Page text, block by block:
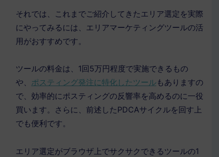
それでは、これまでご紹介してきたエリア選定を実際
にやってみるには、エリアマーケティングツールの活
用がおすすめです。
ツールの料金は、 1 回5万円程度で実施できるもの
や、 ポスティング発注に特化したツールもありますの
で、効率的にポスティングの反響率を高めるのに一役
買います。さらに、前述したPDCAサイクルを回す上
でも便利です。
エリア選定がブラウザ上でサクサクできるツールの1